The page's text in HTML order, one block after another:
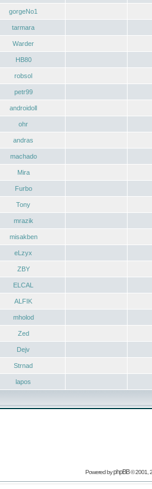
gorgeNo1
tarmara
Warder
HB80
robsol
petr99
androidoll
ohr
andras
machado
Mira
Furbo
Tony
mrazik
misakben
eLzyx
ZBY
ELCAL
ALFIK
mholod
Zed
Dejv
Strnad
lapos
Powered byphpBB© 2001,